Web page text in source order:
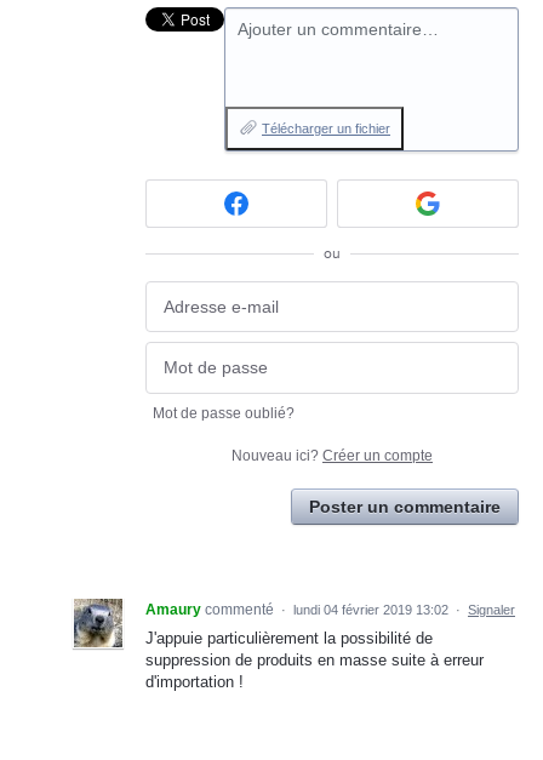
Ajouter un commentaire…
Télécharger un fichier
ou
Mot de passe oublié?
Nouveau ici? Créer un compte
Poster un commentaire
Amaury commenté · lundi 04 février 2019 13:02 · Signaler
J'appuie particulièrement la possibilité de
suppression de produits en masse suite à erreur
d'importation !